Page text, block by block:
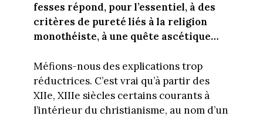
fesses répond, pour l’essentiel, à des
critères de pureté liés à la religion
monothéiste, à une quête ascétique…
Méfions-nous des explications trop
réductrices. C’est vrai qu’à partir des
XIIe, XIIIe siècles certains courants à
l’intérieur du christianisme, au nom d’un